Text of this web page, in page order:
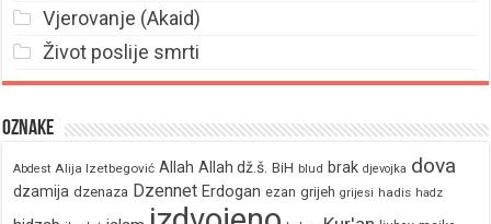
Vjerovanje (Akaid)
Život poslije smrti
Oznake
Abdest Alija Izetbegović Allah Allah dž.š. BiH blud brak djevojka dova
dzamija dzenaza Dzennet Erdogan ezan grijeh grijesi hadis hadz